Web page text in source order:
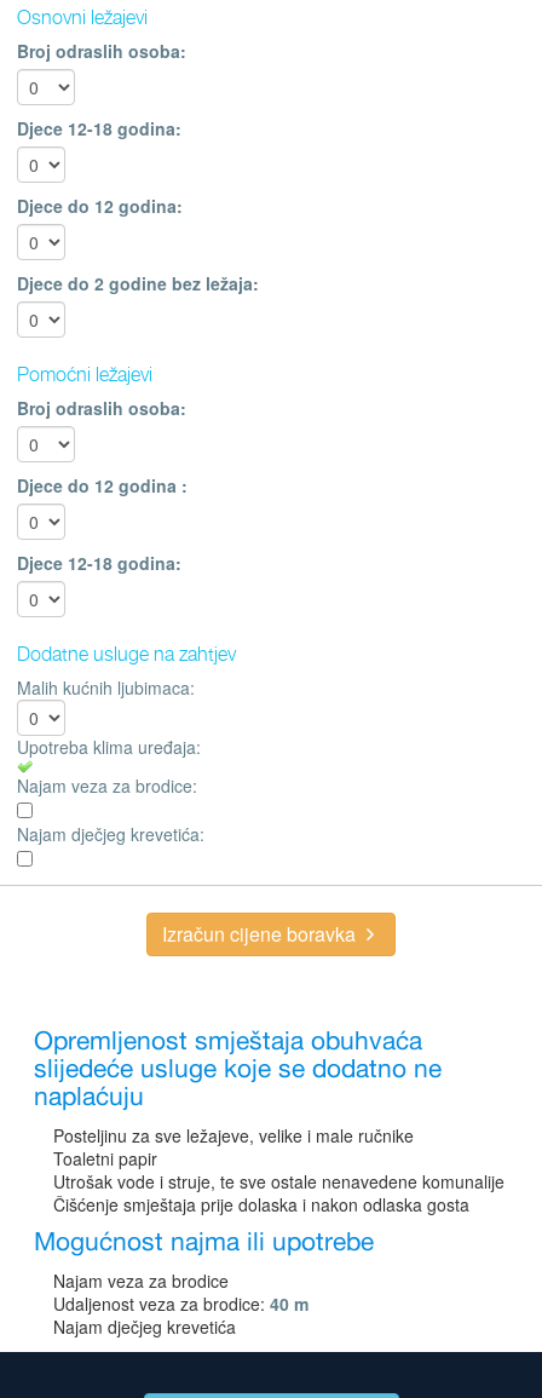
Osnovni ležajevi
Broj odraslih osoba:
Djece 12-18 godina:
Djece do 12 godina:
Djece do 2 godine bez ležaja:
Pomoćni ležajevi
Broj odraslih osoba:
Djece do 12 godina :
Djece 12-18 godina:
Dodatne usluge na zahtjev
Malih kućnih ljubimaca:
Upotreba klima uređaja:
Najam veza za brodice:
Najam dječjeg krevetića:
Izračun cijene boravka
Opremljenost smještaja obuhvaća
slijedeće usluge koje se dodatno ne
naplaćuju
Posteljinu za sve ležajeve, velike i male ručnike
Toaletni papir
Utrošak vode i struje, te sve ostale nenavedene komunalije
Čišćenje smještaja prije dolaska i nakon odlaska gosta
Mogućnost najma ili upotrebe
Najam veza za brodice
Udaljenost veza za brodice: 40 m
Najam dječjeg krevetića